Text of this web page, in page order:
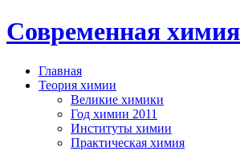
Современная химия
Главная
Теория химии
Великие химики
Год химии 2011
Институты химии
Практическая химия